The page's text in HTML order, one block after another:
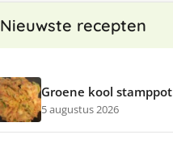
Nieuwste recepten
Groene kool stamppot
5 augustus 2026